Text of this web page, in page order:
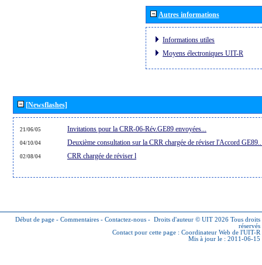
Autres informations
Informations utiles
Moyens électroniques UIT-R
[Newsflashes]
21/06/05 Invitations pour la CRR-06-Rév.GE89 envoyées...
04/10/04 Deuxième consultation sur la CRR chargée de réviser l'Accord
02/08/04 CRR chargée de réviser l
Début de page - Commentaires - Contactez-nous - Droits d'auteur © UIT 2026 Tous droits
réservés
Contact pour cette page : Coordinateur Web de l'UIT-R
Mis à jour le : 2011-06-15